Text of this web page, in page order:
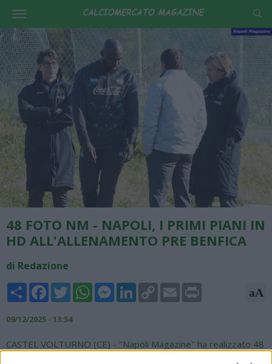
48 FOTO NM - NAPOLI, I PRIMI PIANI IN
HD ALL'ALLENAMENTO PRE BENFICA
di Redazione
Share FacebookTwitterWhatsAppMessengerLinkedInCopy
Link
Email aA
09/12/2025 - 13:54
CASTEL VOLTURNO (CE) - "Napoli Magazine" ha realizzato 48